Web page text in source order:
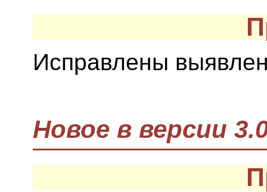
Исправлены
Новое в версии